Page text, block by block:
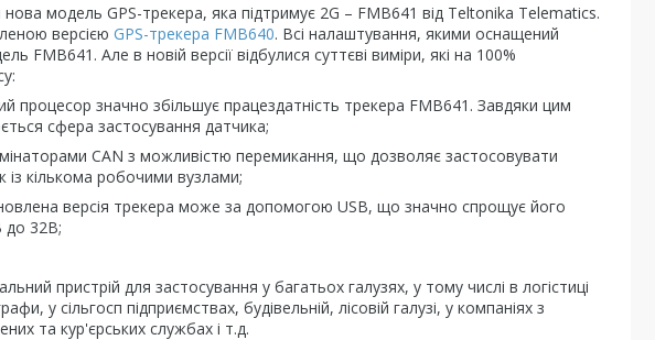
модель GPS-трекера, яка підтримує 2G – FMB641 від Teltonika Telematics.
версією GPS-трекера FMB640. Всі налаштування, якими оснащений
FMB641. Але в новій версії відбулися суттєві виміри, які на 100%
процесор значно збільшує працездатність трекера FMB641. Завдяки цим
сфера застосування датчика;
CAN з можливістю перемикання, що дозволяє застосовувати
кількома робочими вузлами;
​​версія трекера може за допомогою USB, що значно спрощує його
до 32В;
пристрій для застосування у багатьох галузях, у тому числі в логістиці
у сільгосп підприємствах, будівельній, лісовій галузі, у компаніях з
та кур'єрських службах і т.д.